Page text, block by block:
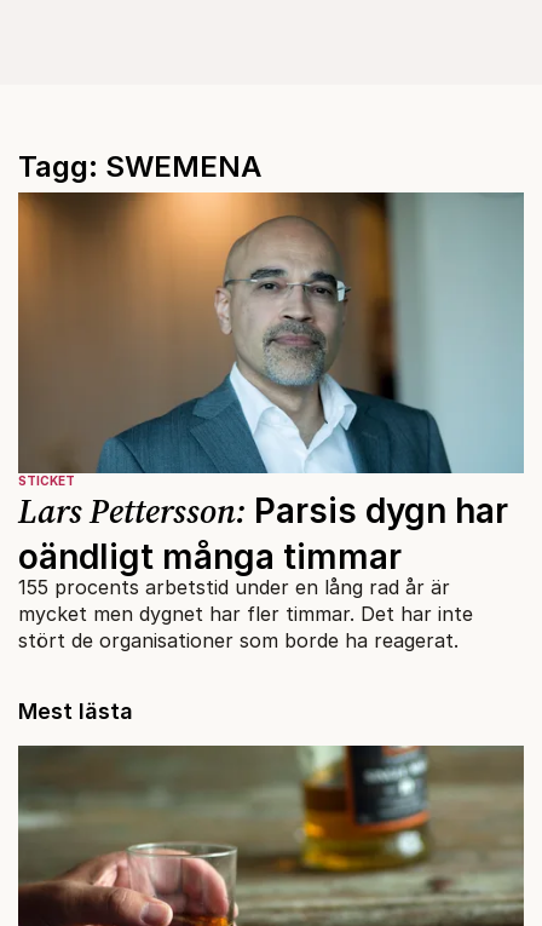
Tagg: SWEMENA
STICKET
Lars Pettersson: Parsis dygn har
oändligt många timmar
155 procents arbetstid under en lång rad år är
mycket men dygnet har fler timmar. Det har inte
stört de organisationer som borde ha reagerat.
Mest lästa